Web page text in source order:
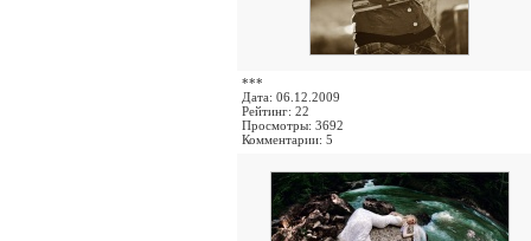
***
Дата: 06.12.2009
Рейтинг: 22
Просмотры: 3692
Комментарии: 5